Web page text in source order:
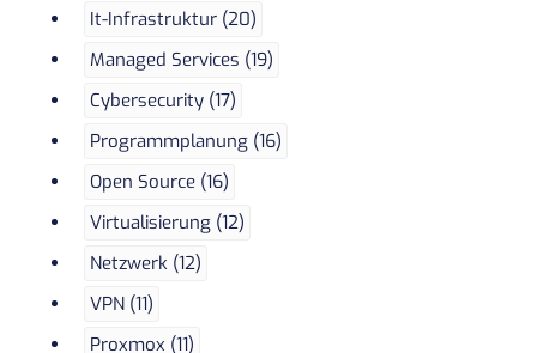
It-Infrastruktur (20)
Managed Services (19)
Cybersecurity (17)
Programmplanung (16)
Open Source (16)
Virtualisierung (12)
Netzwerk (12)
VPN (11)
Proxmox (11)